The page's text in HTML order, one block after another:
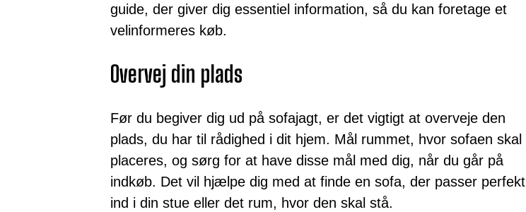
guide, der giver dig essentiel information, så du kan foretage et
velinformeres køb.
Overvej din plads
Før du begiver dig ud på sofajagt, er det vigtigt at overveje den
plads, du har til rådighed i dit hjem. Mål rummet, hvor sofaen skal
placeres, og sørg for at have disse mål med dig, når du går på
indkøb. Det vil hjælpe dig med at finde en sofa, der passer perfekt
ind i din stue eller det rum, hvor den skal stå.